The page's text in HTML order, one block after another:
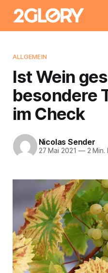
ALLGEMEIN
Ist Wein
besondere
im Check
Nicolas Sender
27 Mai 2021 —2 Min.